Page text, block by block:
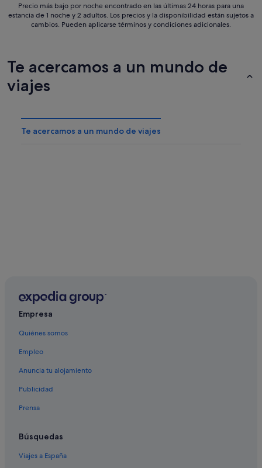
Precio más bajo por noche encontrado en las últimas 24 horas para una
estancia de 1 noche y 2 adultos. Los precios y la disponibilidad están sujetos a
cambios. Pueden aplicarse términos y condiciones adicionales.
Te acercamos a un mundo de
viajes
Te acercamos a un mundo de viajes
Empresa
Quiénes somos
Empleo
Anuncia tu alojamiento
Publicidad
Prensa
Búsquedas
Viajes a España